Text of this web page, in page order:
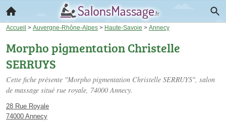
Accueil > Auvergne-Rhône-Alpes > Haute-Savoie > Annecy
Morpho pigmentation Christelle
SERRUYS
Cette fiche présente "Morpho pigmentation Christelle SERRUYS", salon
de massage situé rue royale, 74000 Annecy.
28 Rue Royale
74000 Annecy